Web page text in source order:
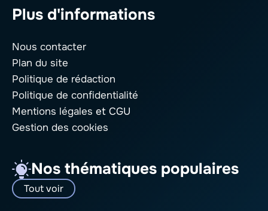
Plus d'informations
Nous contacter
Plan du site
Politique de rédaction
Politique de confidentialité
Mentions légales et CGU
Gestion des cookies
Nos thématiques populaires
Tout voir